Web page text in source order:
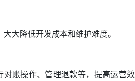
大降低开发成本和维护难度。
账操作、管理退款等，提高运营效